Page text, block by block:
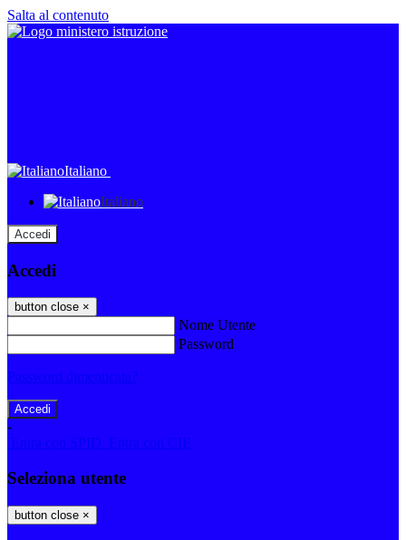
Salta al contenuto
Italiano
Italiano
Accedi
Accedi
button close ×
Nome Utente
Password
Password dimenticata?
-
Entra con SPID
Entra con CIE
Seleziona utente
button close ×